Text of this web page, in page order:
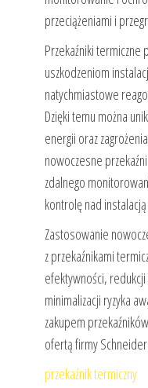
przeciążeniami i
Przekaźniki termiczne
uszkodzeniom
natychmiastowe
Dzięki temu można
energii oraz
nowoczesne
zdalnego
kontrolę nad
Zastosowanie
z przekaźnikami
efektywności,
minimalizacji ryzyka
zakupem
ofertą firmy
przekaźnik termiczny